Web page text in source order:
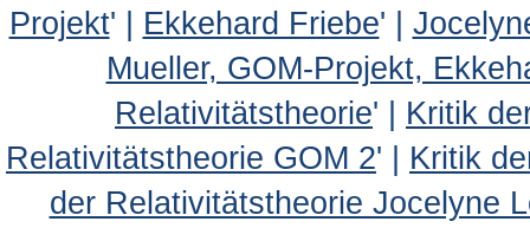
Projekt' | Ekkehard Friebe' |
Mueller, GOM-Projekt,
Relativitätstheorie' | Kritik
Relativitätstheorie GOM 2' | Kritik
der Relativitätstheorie Jocelyne